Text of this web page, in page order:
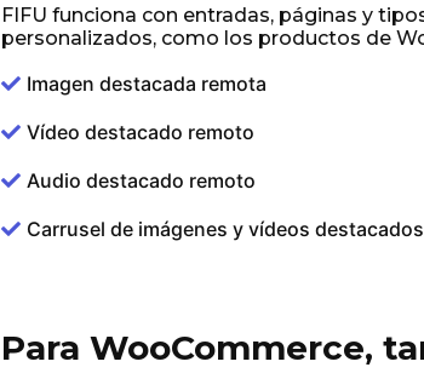
FIFU funciona con entradas, páginas y
personalizados, como los productos de
Imagen destacada remota
Vídeo destacado remoto
Audio destacado remoto
Carrusel de imágenes y vídeos
Para WooCommerce,